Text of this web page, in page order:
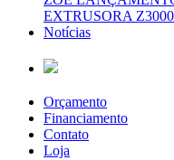
EXTRUSORA
Notícias
Orçamento
Financiamento
Contato
Loja